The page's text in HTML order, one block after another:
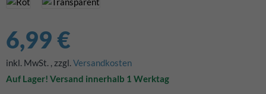
6,99 €
inkl. MwSt. , zzgl.Versandkosten
Auf Lager! Versand innerhalb 1 Werktag